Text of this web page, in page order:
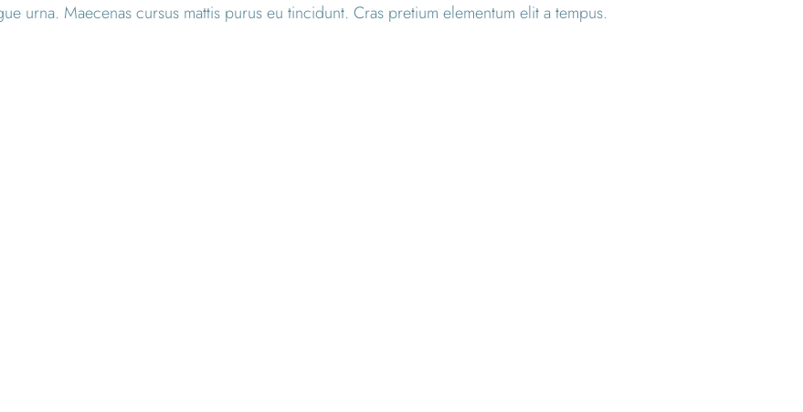
urna. Maecenas cursus mattis purus eu tincidunt. Cras pretium elementum elit a tempus.